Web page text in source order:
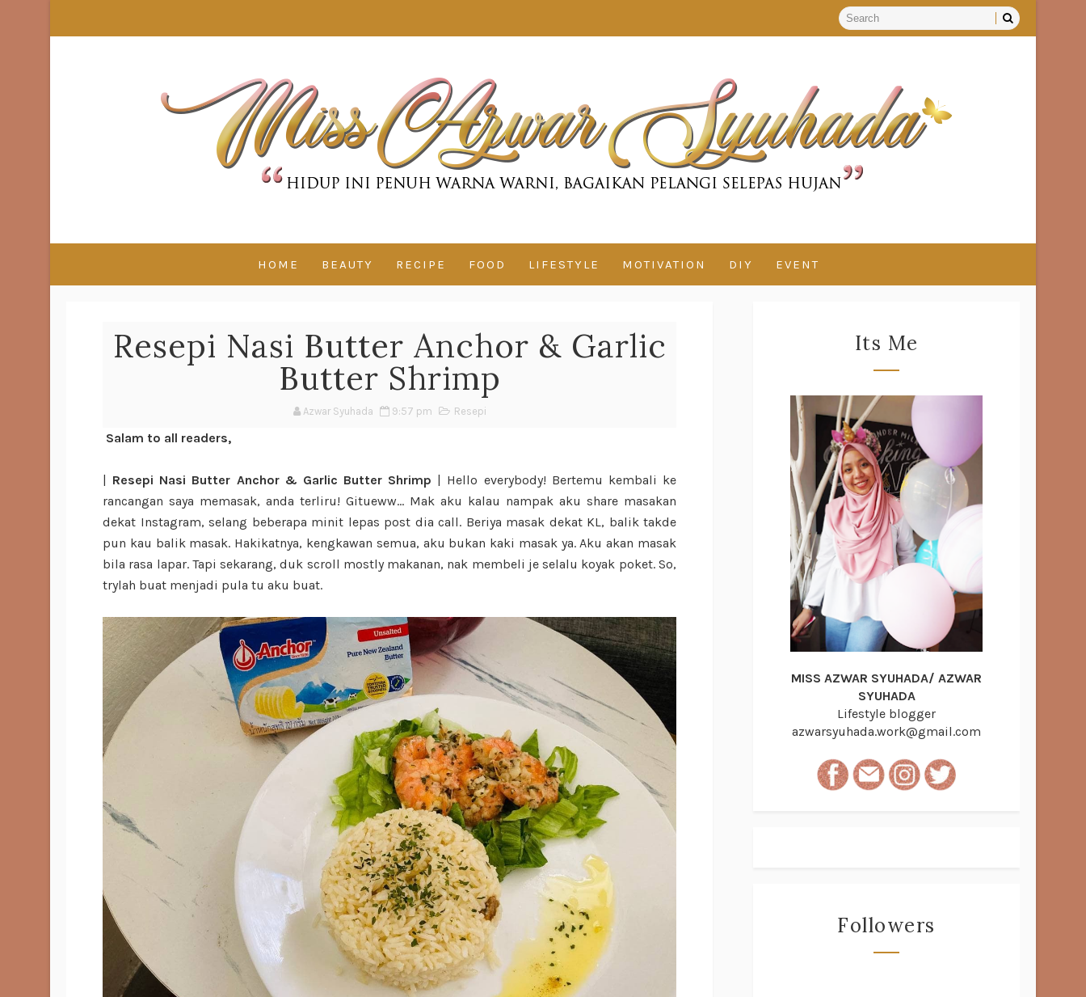
HOME BEAUTY RECIPE FOOD LIFESTYLE MOTIVATION DIY EVENT
Resepi Nasi Butter Anchor & Garlic
Butter Shrimp
Azwar Syuhada 9:57 pm Resepi
Salam to all readers,
| Resepi Nasi Butter Anchor & Garlic Butter Shrimp | Hello everybody! Bertemu kembali ke
rancangan saya memasak, anda terliru! Gitueww... Mak aku kalau nampak aku share masakan
dekat Instagram, selang beberapa minit lepas post dia call. Beriya masak dekat KL, balik takde
pun kau balik masak. Hakikatnya, kengkawan semua, aku bukan kaki masak ya. Aku akan masak
bila rasa lapar. Tapi sekarang, duk scroll mostly makanan, nak membeli je selalu koyak poket. So,
trylah buat menjadi pula tu aku buat.
Its Me
MISS AZWAR SYUHADA/ AZWAR
SYUHADA
Lifestyle blogger
azwarsyuhada.work@gmail.com
Followers